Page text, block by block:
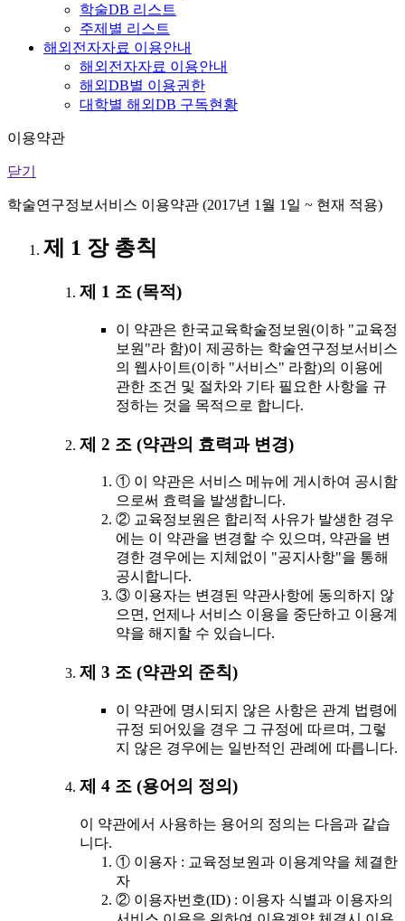
학술DB 리스트
주제별 리스트
해외전자자료 이용안내
해외전자자료 이용안내
해외DB별 이용권한
대학별 해외DB 구독현황
이용약관
닫기
학술연구정보서비스 이용약관 (2017년 1월 1일 ~ 현재 적용)
제 1 장 총칙
제 1 조 (목적)
이 약관은 한국교육학술정보원(이하 "교육정
보원"라 함)이 제공하는 학술연구정보서비스
의 웹사이트(이하 "서비스" 라함)의 이용에
관한 조건 및 절차와 기타 필요한 사항을 규
정하는 것을 목적으로 합니다.
제 2 조 (약관의 효력과 변경)
① 이 약관은 서비스 메뉴에 게시하여 공시함
으로써 효력을 발생합니다.
② 교육정보원은 합리적 사유가 발생한 경우
에는 이 약관을 변경할 수 있으며, 약관을 변
경한 경우에는 지체없이 "공지사항"을 통해
공시합니다.
③ 이용자는 변경된 약관사항에 동의하지 않
으면, 언제나 서비스 이용을 중단하고 이용계
약을 해지할 수 있습니다.
제 3 조 (약관외 준칙)
이 약관에 명시되지 않은 사항은 관계 법령에
규정 되어있을 경우 그 규정에 따르며, 그렇
지 않은 경우에는 일반적인 관례에 따릅니다.
제 4 조 (용어의 정의)
이 약관에서 사용하는 용어의 정의는 다음과 같습
니다.
① 이용자 : 교육정보원과 이용계약을 체결한
자
② 이용자번호(ID) : 이용자 식별과 이용자의